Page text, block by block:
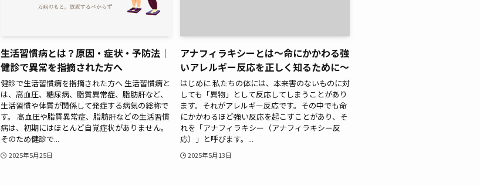
生活習慣病とは？原因・症状・予防法｜
健診で異常を指摘された方へ
健診で生活習慣病を指摘された方へ 生活習慣病と
は、高血圧、糖尿病、脂質異常症、脂肪肝など、
生活習慣や体質が関係して発症する病気の総称で
す。 高血圧や脂質異常症、脂肪肝などの生活習慣
病は、初期にはほとんど自覚症状がありません。
そのため健診で...
2025年5月25日
アナフィラキシーとは〜命にかかわる強
いアレルギー反応を正しく知るために〜
はじめに 私たちの体には、本来害のないものに対
しても「異物」として反応してしまうことがあり
ます。それがアレルギー反応です。その中でも命
にかかわるほど強い反応を起こすことがあり、そ
れを「アナフィラキシー（アナフィラキシー反
応）」と呼びます。...
2025年5月13日